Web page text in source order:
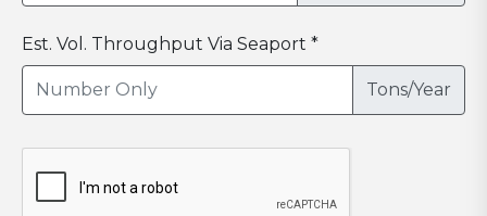
Est. Vol. Throughput Via Seaport *
Tons/Year